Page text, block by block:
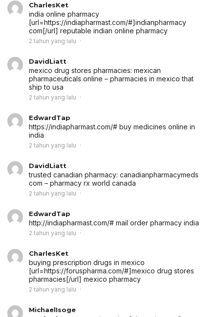
CharlesKet
india online pharmacy
[url=https://indiapharmast.com/#]indianpharmacy
com[/url] reputable indian online pharmacy
2 tahun yang lalu
DavidLiatt
mexico drug stores pharmacies: mexican
pharmaceuticals online – pharmacies in mexico that
ship to usa
2 tahun yang lalu
EdwardTap
https://indiapharmast.com/# buy medicines online in
india
2 tahun yang lalu
DavidLiatt
trusted canadian pharmacy: canadianpharmacymeds
com – pharmacy rx world canada
2 tahun yang lalu
EdwardTap
http://indiapharmast.com/# mail order pharmacy india
2 tahun yang lalu
CharlesKet
buying prescription drugs in mexico
[url=https://foruspharma.com/#]mexico drug stores
pharmacies[/url] mexico pharmacy
2 tahun yang lalu
MichaelIsoge